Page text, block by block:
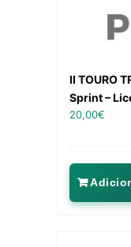
II TOURO
Sprint –
20,00€